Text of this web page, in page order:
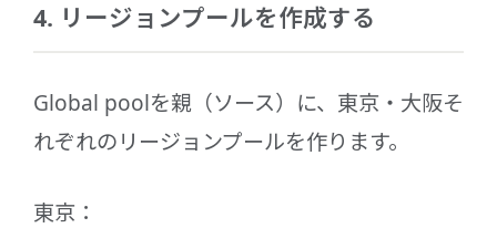
4. リージョンプールを作成する
Global poolを親（ソース）に、東京・大阪そ
れぞれのリージョンプールを作ります。
東京：